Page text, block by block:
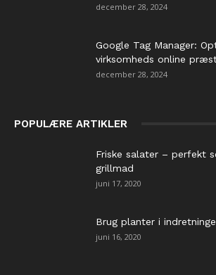
december 28, 2024
Google Tag Manager:
virksomheds online
december 28, 2024
POPULÆRE ARTIKLER
Friske salater – perfekt
grillmad
juni 17, 2020
Brug planter i
juni 16, 2020